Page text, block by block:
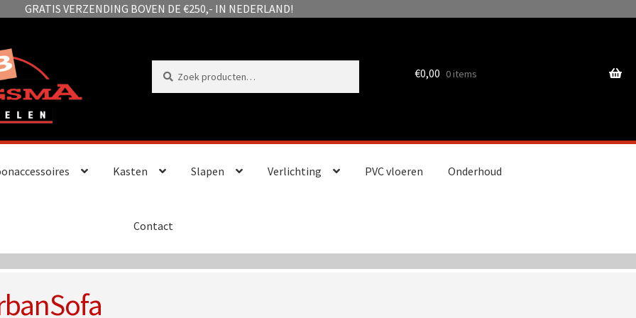
GRATIS VERZENDING BOVEN DE €250,- IN NEDERLAND!
naar:
Zoeken
Kasten Slapen Verlichting PVC vloeren Onderhoud
Contact
€0,00 0 items